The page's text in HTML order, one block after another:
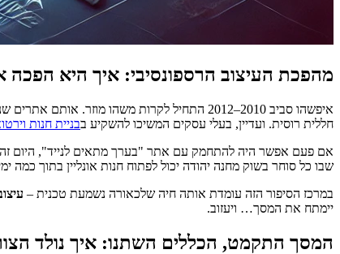
מהפכת העיצוב הרספונסיבי: איך היא הפכה
איפשהו סביב 2010–2012 התחיל לקרות משהו
חללית רוסית. ועדיין, בעלי עסקים המשיכו להשקיע בבניית חנות
אם פעם אפשר היה להתחמק עם אתר "בערך מתאים לנייד", היום זה
שבו כל סוחר בשוק מחנה יהודה יכול לפתוח חנות אונליין בתוך
במרכז הסיפור הזה עומדת אותה חיה שלכאורה נשמעת טכנית –
יימתח את המסך… ויעזוב.
המסך התקמט, הכללים השתנו: איך נולד